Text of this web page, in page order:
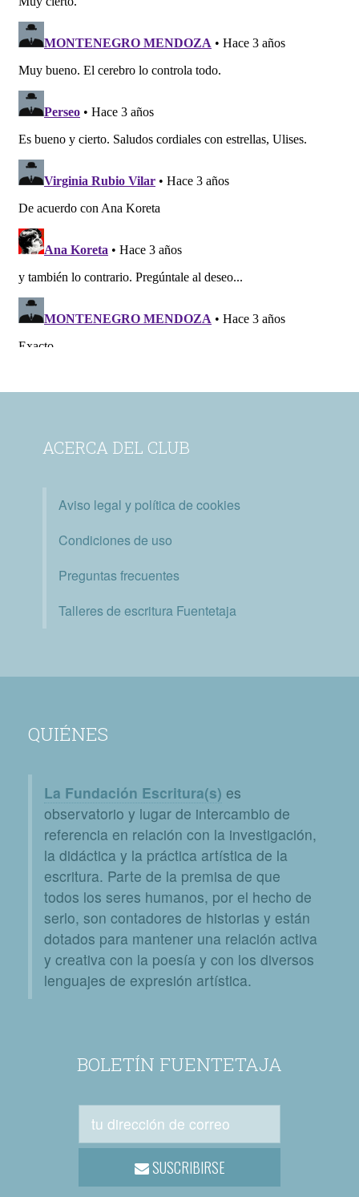
ACERCA DEL CLUB
Aviso legal y política de cookies
Condiciones de uso
Preguntas frecuentes
Talleres de escritura Fuentetaja
QUIÉNES
La Fundación Escritura(s) es
observatorio y lugar de intercambio de
referencia en relación con la investigación,
la didáctica y la práctica artística de la
escritura. Parte de la premisa de que
todos los seres humanos, por el hecho de
serlo, son contadores de historias y están
dotados para mantener una relación activa
y creativa con la poesía y con los diversos
lenguajes de expresión artística.
BOLETÍN FUENTETAJA
SUSCRIBIRSE